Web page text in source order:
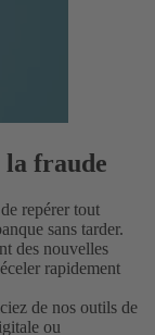
la fraude
repérer tout
sans tarder.
des nouvelles
rapidement
de nos outils de
ou